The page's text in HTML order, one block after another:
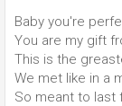
Baby you're
You are my gift
This is the
We met like in a
So meant to last